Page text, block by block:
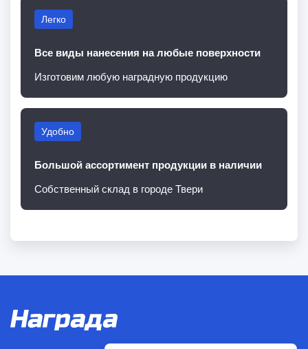
Легко
Все виды нанесения на любые поверхности
Изготовим любую наградную продукцию
Удобно
Большой ассортимент продукции в наличии
Собственный склад в городе Твери